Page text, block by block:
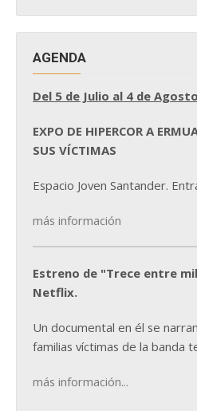
AGENDA
Del 5 de Julio al 4 de Agosto
EXPO DE HIPERCOR A
SUS VÍCTIMAS
Espacio Joven Santander.
más información
Estreno de "Trece entre
Netflix.
Un documental en él se
familias víctimas de la banda
más información...